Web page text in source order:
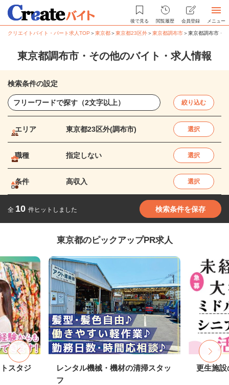
後で見る 閲覧履歴 会員登録 メニュー
クリエイトバイト・パート求人TOP ＞東京都＞東京都23区外＞東京都調布市＞東京都調布市・
東京都調布市・その他のバイト・求人情報
検索条件の設定
絞り込む
エリア 東京都23区外(調布市) 選択
職種 指定しない 選択
条件 高収入 選択
全 10 件ヒットしました 検索条件を保存
東京都のピックアップPR求人
スタジ
レンタル機械・機材の清掃スタッ
フ
更生施設